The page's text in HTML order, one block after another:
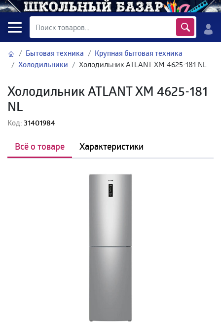
Бытовая техника
Крупная бытовая техника
Холодильники
Холодильник ATLANT ХМ 4625-181 NL
Холодильник ATLANT ХМ 4625-181
NL
Код:31401984
Всё о товаре Характеристики